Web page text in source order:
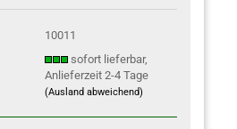
10011
sofort lieferbar,
Anlieferzeit 2-4 Tage
(Ausland abweichend)